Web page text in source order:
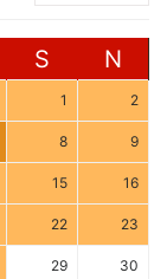
S N
1 2
8 9
15 16
22 23
29 30